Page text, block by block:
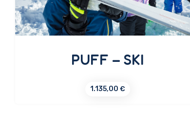
PUFF – SKI
1.135,00 €